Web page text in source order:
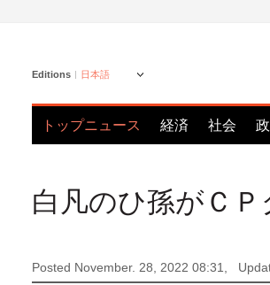
Editions 日本語
トップニュース 経済 社会
白凡のひ孫がＣ
Posted November. 28, 2022 08:31,